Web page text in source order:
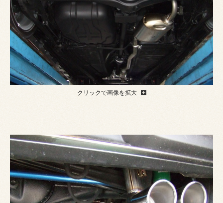
クリックで画像を拡大